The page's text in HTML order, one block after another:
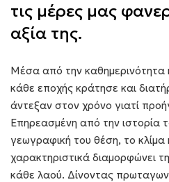
τις μέρες μας
αξία της.
Μέσα από την καθημερινότητα
κάθε εποχής κράτησε και
άντεξαν στον χρόνο γιατί
Επηρεασμένη από την ιστορία
γεωγραφική του θέση, το
χαρακτηριστικά διαμορφώνει
κάθε λαού. Δίνοντας